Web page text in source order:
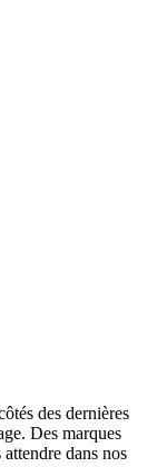
des dernières
Des marques
dans nos